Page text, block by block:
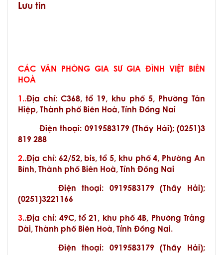
Lưu tin
CÁC VĂN PHÒNG GIA SƯ GIA ĐÌNH VIỆT BIÊN
HOÀ
1..Địa chỉ: C368, tổ 19, khu phố 5, Phường Tân
Hiệp, Thành phố Biên Hoà, Tỉnh Đồng Nai
Điện thoại: 0919583179 (Thầy Hải); (0251)3
819 288
2..Địa chỉ: 62/52, bis, tổ 5, khu phố 4, Phường An
Bình, Thành phố Biên Hoà, Tỉnh Đồng Nai
Điện thoại: 0919583179 (Thầy Hải);
(0251)3221166
3..Địa chỉ: 49C, tổ 21, khu phố 4B, Phường Trảng
Dài, Thành phố Biên Hoà, Tỉnh Đồng Nai.
Điện thoại: 0919583179 (Thầy Hải);